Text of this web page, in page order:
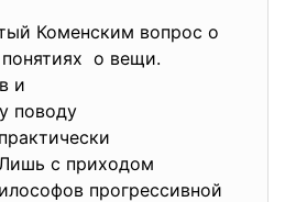
Коменским вопрос о
о вещи.
и
поводу
с приходом
прогрессивной